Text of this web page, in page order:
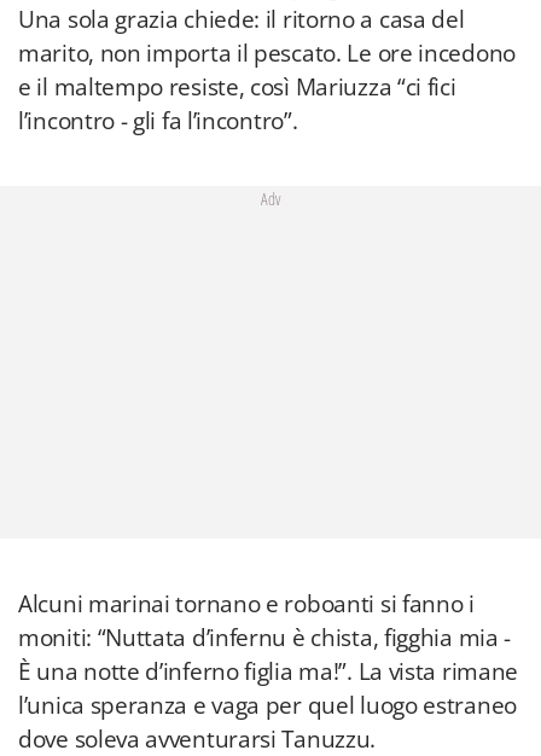
Una sola grazia chiede: il ritorno a casa del
marito, non importa il pescato. Le ore incedono
e il maltempo resiste, così Mariuzza “ci fici
l’incontro - gli fa l’incontro”.
Adv
Alcuni marinai tornano e roboanti si fanno i
moniti: “Nuttata d’infernu è chista, figghia mia -
È una notte d’inferno figlia ma!”. La vista rimane
l’unica speranza e vaga per quel luogo estraneo
dove soleva avventurarsi Tanuzzu.